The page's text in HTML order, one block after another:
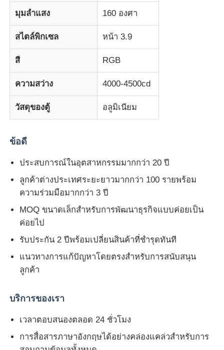
ข่าว
ทุกกรณี
ขอทุน
หน้าจอตาข่าย LED
หน้าจอฟิล์มโปร่งใส LED
จอแสดงผล LED โปร่งใส
หน้าจอแสดงผลโปร่งใส
มุมลำแสง 160 องศา
สไตล์พิกเซล หน้า 3.9
สี RGB
ความสว่าง 4000-4500cd
วัสดุของตู้ อลูมิเนียม
ข้อดี
ประสบการณ์ในอุตสาหกรรมมากกว่า 20 ปี
ลูกค้าต่างประเทศระยะยาวมากกว่า 100 รายพร้อม
ความร่วมมือมากกว่า 3 ปี
MOQ ขนาดเล็กสำหรับการพัฒนาธุรกิจแบบค่อยเป็น
ค่อยไป
รับประกัน 2 ปีพร้อมเปลี่ยนสินค้าที่ชำรุดทันที
แนวทางการแก้ปัญหาโดยตรงสำหรับการสนับสนุน
ลูกค้า
บริการของเรา
เวลาตอบสนองตลอด 24 ชั่วโมง
การสื่อสารภาษาอังกฤษได้อย่างคล่องแคล่วสำหรับการ